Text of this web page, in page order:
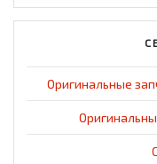
Оригинальные